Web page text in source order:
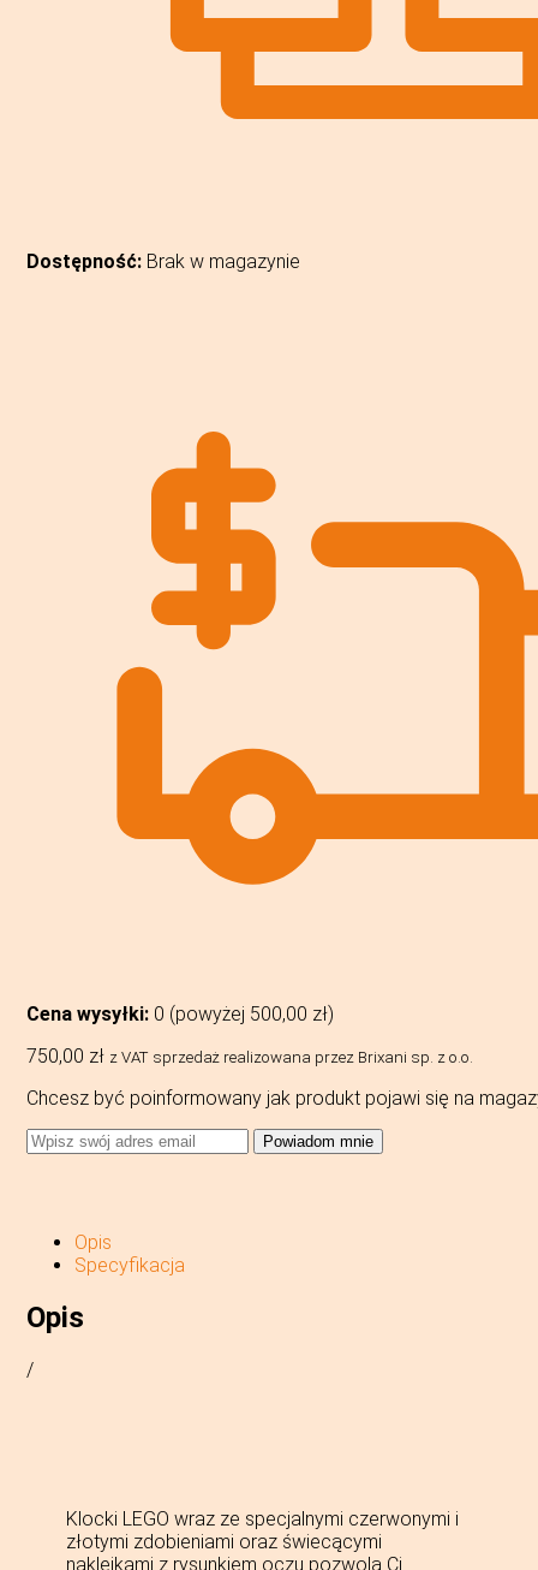
Dostępność: Brak w magazynie
Cena wysyłki: 0 (powyżej 500,00 zł)
750,00 zł z VAT sprzedaż realizowana przez Brixani sp. z o.o.
Chcesz być poinformowany jak produkt pojawi się na
Powiadom mnie
Opis
Specyfikacja
Opis
/
Klocki LEGO wraz ze specjalnymi czerwonymi i
złotymi zdobieniami oraz świecącymi
naklejkami z rysunkiem oczu pozwolą Ci